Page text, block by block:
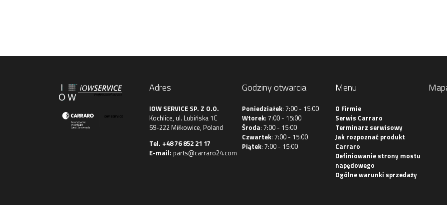
Adres
IOW SERVICE SP. Z O.O.
Kochlice, ul. Lubińska 1C
59-222 Miłkowice, Poland
Tel. +48 76 852 21 17
E-mail: parts@carraro24.com
Godziny otwarcia
Poniedziałek: 7:00 - 15:00
Wtorek: 7:00 - 15:00
Środa: 7:00 - 15:00
Czwartek: 7:00 - 15:00
Piątek: 7:00 - 15:00
Menu
O Firmie
Serwis Carraro
Terminarz serwisowy
Jak rozpoznać produkt
Carraro
Definiowanie strony mostu
napędowego
Ogólne warunki sprzedaży